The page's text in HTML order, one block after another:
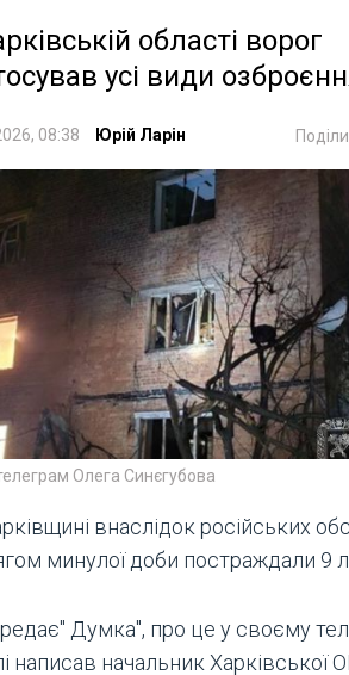
області ворог
усі види
08:38 Юрій Ларін
Олега Синєгубова
внаслідок російських
минулої доби постраждали 9
Думка", про це у своєму
написав начальник Харківської